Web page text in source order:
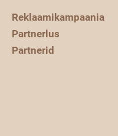
Reklaamikampaania
Partnerlus
Partnerid